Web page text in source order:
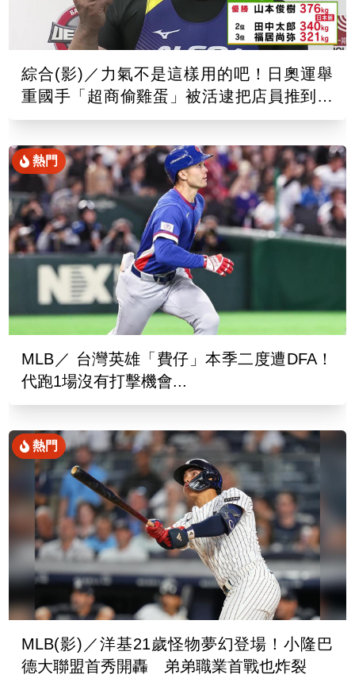
綜合(影)／力氣不是這樣用的吧！日奧運舉
重國手「超商偷雞蛋」被活逮把店員推到骨
折
熱門
MLB／ 台灣英雄「費仔」本季二度遭DFA！
代跑1場沒有打擊機會...
熱門
MLB(影)／洋基21歲怪物夢幻登場！小隆巴
德大聯盟首秀開轟 弟弟職業首戰也炸裂